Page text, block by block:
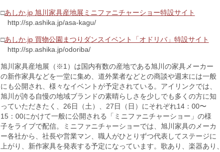
□あしか.jp 旭川家具産地展ミニファニチャーショー特設サイト
http://sp.ashika.jp/asa-kagu/
□あしか.jp 買物公園まつりダンスイベント「オドリバ」特設サイト
http://sp.ashika.jp/odoriba/
旭川家具産地展（※1）は国内有数の産地である旭川の家具メーカー
の新作家具などを一堂に集め、道外業者などとの商談や週末には一般
にも公開され、様々なイベントが予定されている。アイリンクでは、
旭川が誇る自慢の地域ブランドの素晴らしさを少しでも多くの方に知
っていただきたく、26日（土）、27日（日）にそれぞれ14：00〜
15：00にかけて一般に公開される「ミニファニチャーショー」の様
子をライブで配信。ミニファニチャーショーでは、旭川家具のメーカ
ー各社から、社長や営業マン、職人がひとりずつ代表してステージに
上がり、新作家具を発表する予定になっています。歌あり、楽器あり、